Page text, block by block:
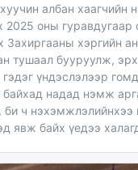
албан хаагчийн
2025 оны гуравдугаар
Захиргааны хэргийн
тушаал бууруулж,
үндэслэлээр
надад нэмж
би ч нэхэмжлэлийнхээ
явж байх үедээ